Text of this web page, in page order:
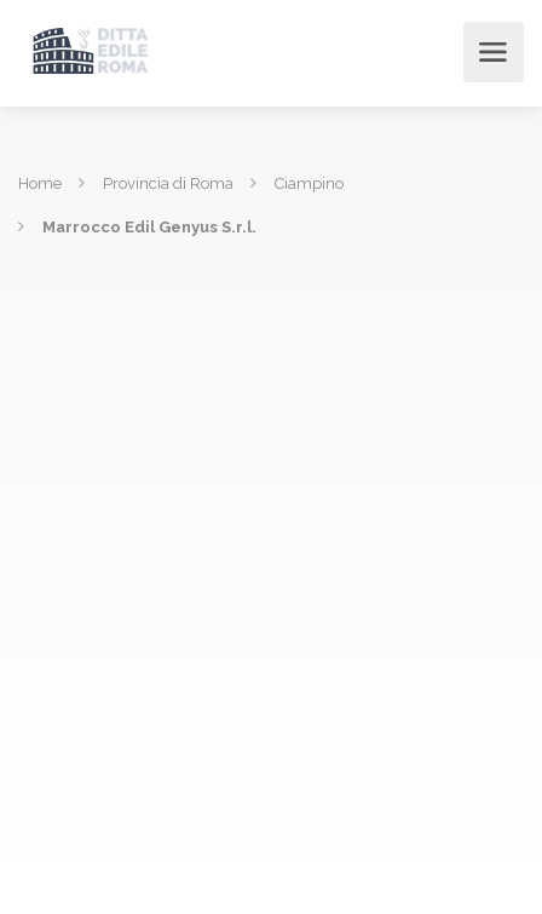
Home Provincia di Roma Ciampino
Marrocco Edil Genyus S.r.l.